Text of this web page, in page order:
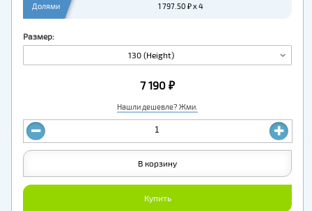
Долями 1 797.50 ₽ x 4
Размер:
130 (Height)
Нашли дешевле? Жми.
7 190 ₽
Купить
В корзину